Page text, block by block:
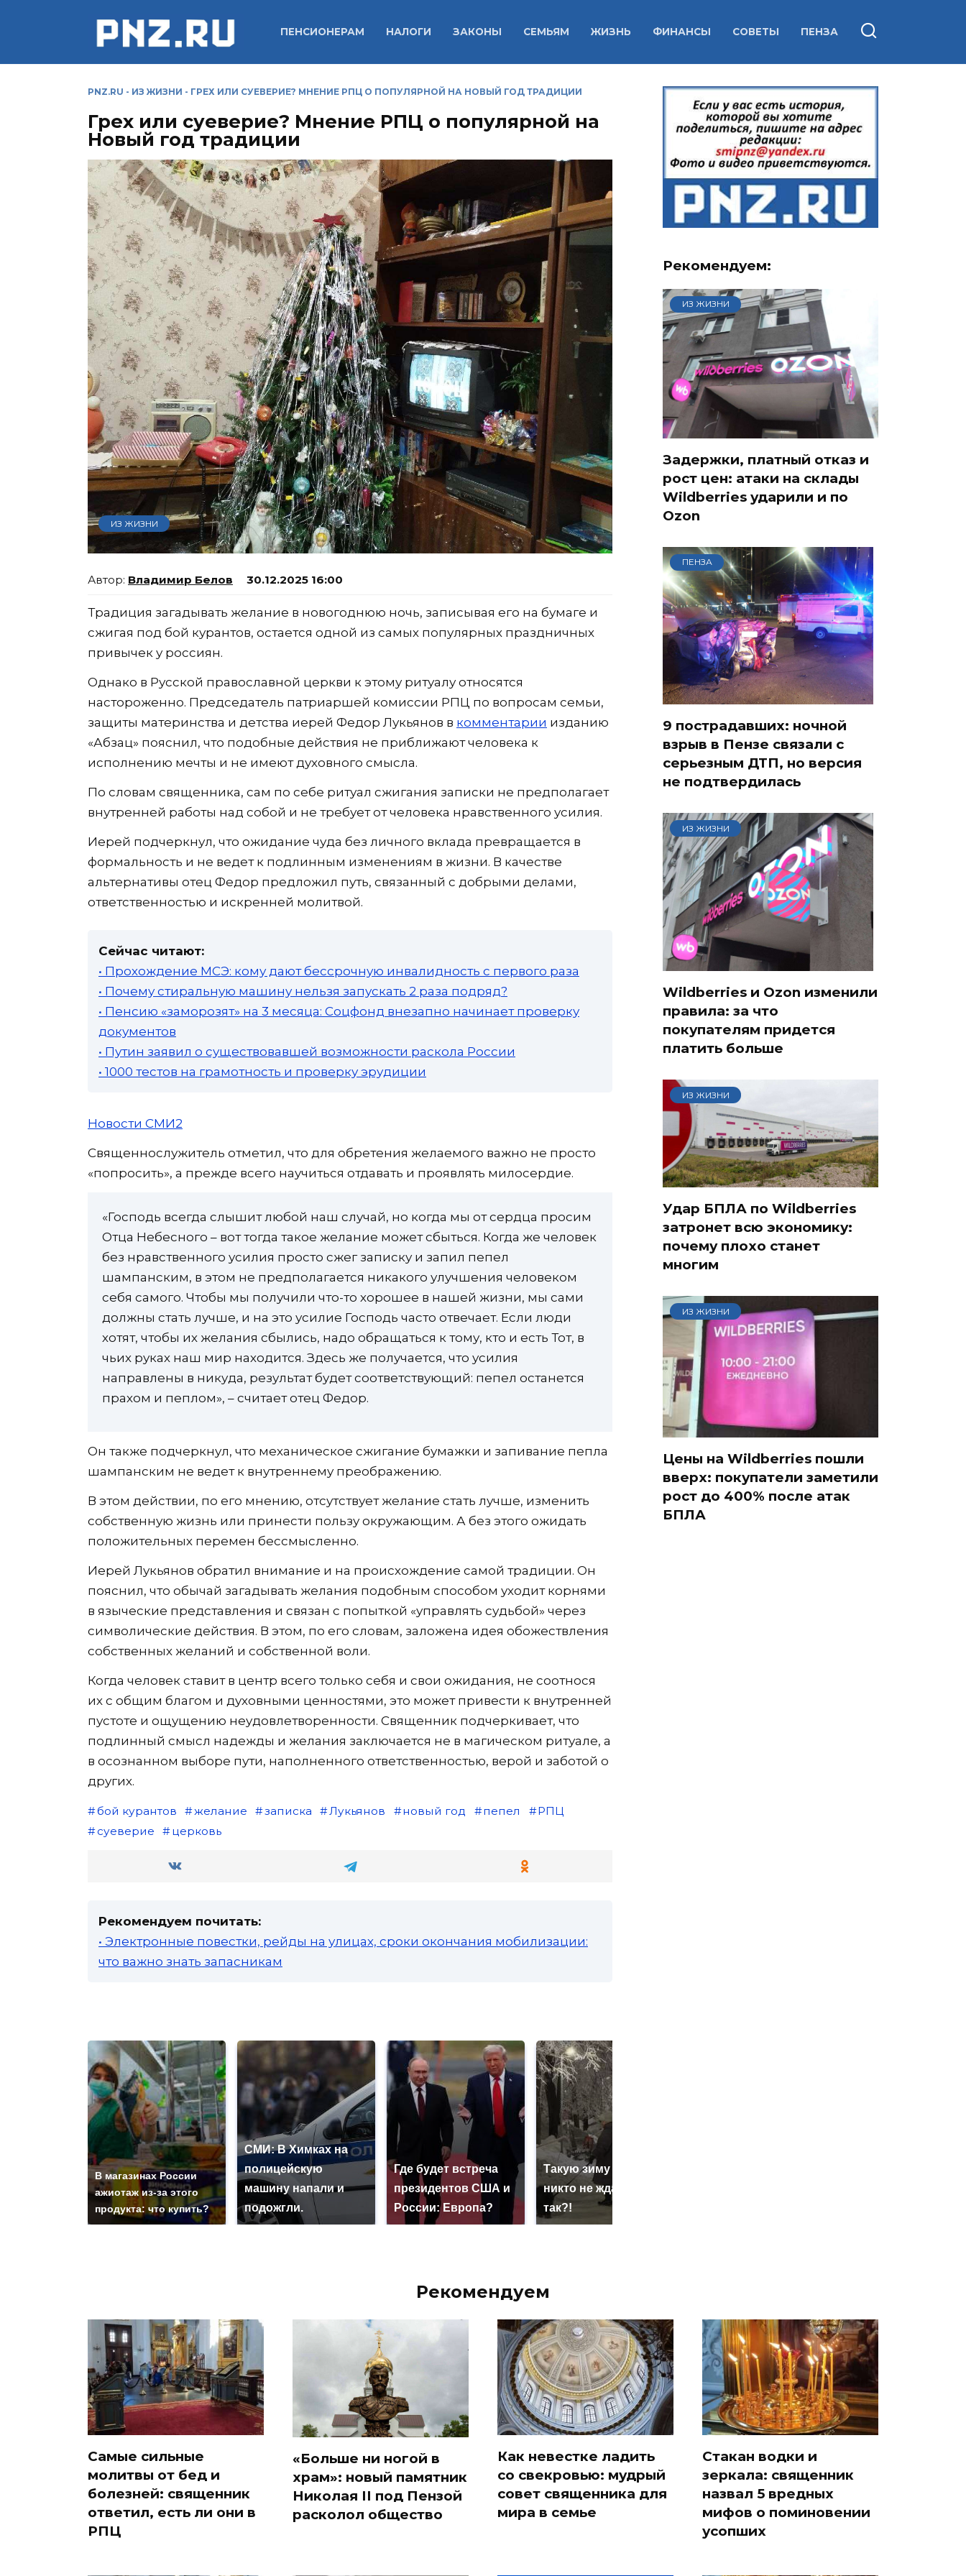
ПЕНСИОНЕРАМ НАЛОГИ ЗАКОНЫ СЕМЬЯМ ЖИЗНЬ ФИНАНСЫ СОВЕТЫ ПЕНЗА
PNZ.RU - ИЗ ЖИЗНИ - ГРЕХ ИЛИ СУЕВЕРИЕ? МНЕНИЕ РПЦ О ПОПУЛЯРНОЙ НА НОВЫЙ ГОД ТРАДИЦИИ
Грех или суеверие? Мнение РПЦ о популярной на
Новый год традиции
ИЗ ЖИЗНИ
Владимир Белов 30.12.2025 16:00
Традиция загадывать желание в новогоднюю ночь, записывая его на бумаге и
сжигая под бой курантов, остается одной из самых популярных праздничных
привычек у россиян.
Однако в Русской православной церкви к этому ритуалу относятся
настороженно. Председатель патриаршей комиссии РПЦ по вопросам семьи,
защиты материнства и детства иерей Федор Лукьянов в комментарии изданию
«Абзац» пояснил, что подобные действия не приближают человека к
исполнению мечты и не имеют духовного смысла.
По словам священника, сам по себе ритуал сжигания записки не предполагает
внутренней работы над собой и не требует от человека нравственного усилия.
Иерей подчеркнул, что ожидание чуда без личного вклада превращается в
формальность и не ведет к подлинным изменениям в жизни. В качестве
альтернативы отец Федор предложил путь, связанный с добрыми делами,
ответственностью и искренней молитвой.
Сейчас читают:
• Прохождение МСЭ: кому дают бессрочную инвалидность с первого раза
• Почему стиральную машину нельзя запускать 2 раза подряд?
• Пенсию «заморозят» на 3 месяца: Соцфонд внезапно начинает проверку
документов
• Путин заявил о существовавшей возможности раскола России
• 1000 тестов на грамотность и проверку эрудиции
Новости СМИ2
Священнослужитель отметил, что для обретения желаемого важно не просто
«попросить», а прежде всего научиться отдавать и проявлять милосердие.
«Господь всегда слышит любой наш случай, но когда мы от сердца просим
Отца Небесного – вот тогда такое желание может сбыться. Когда же человек
без нравственного усилия просто сжег записку и запил пепел
шампанским, в этом не предполагается никакого улучшения человеком
себя самого. Чтобы мы получили что-то хорошее в нашей жизни, мы сами
должны стать лучше, и на это усилие Господь часто отвечает. Если люди
хотят, чтобы их желания сбылись, надо обращаться к тому, кто и есть Тот, в
чьих руках наш мир находится. Здесь же получается, что усилия
направлены в никуда, результат будет соответствующий: пепел останется
прахом и пеплом», – считает отец Федор.
Он также подчеркнул, что механическое сжигание бумажки и запивание пепла
шампанским не ведет к внутреннему преображению.
В этом действии, по его мнению, отсутствует желание стать лучше, изменить
собственную жизнь или принести пользу окружающим. А без этого ожидать
положительных перемен бессмысленно.
Иерей Лукьянов обратил внимание и на происхождение самой традиции. Он
пояснил, что обычай загадывать желания подобным способом уходит корнями
в языческие представления и связан с попыткой «управлять судьбой» через
символические действия. В этом, по его словам, заложена идея обожествления
собственных желаний и собственной воли.
Когда человек ставит в центр всего только себя и свои ожидания, не соотнося
их с общим благом и духовными ценностями, это может привести к внутренней
пустоте и ощущению неудовлетворенности. Священник подчеркивает, что
подлинный смысл надежды и желания заключается не в магическом ритуале, а
в осознанном выборе пути, наполненного ответственностью, верой и заботой о
других.
бой курантов желание записка Лукьянов новый год пепел
РПЦ
суеверие
церковь
Рекомендуем почитать:
• Электронные повестки, рейды на улицах, сроки окончания мобилизации:
что важно знать запасникам
В магазинах России
ажиотаж из-за этого
продукта: что купить?
СМИ: В Химках на
полицейскую
машину напали и
подожгли.
Где будет встреча
президентов США и
России: Европа?
Такую зиму в России
никто не ждал: как
так?!
Рекомендуем:
ИЗ ЖИЗНИ
Задержки, платный отказ и
рост цен: атаки на склады
Wildberries ударили и по
Ozon
ПЕНЗА
9 пострадавших: ночной
взрыв в Пензе связали с
серьезным ДТП, но версия
не подтвердилась
ИЗ ЖИЗНИ
Wildberries и Ozon изменили
правила: за что
покупателям придется
платить больше
ИЗ ЖИЗНИ
Удар БПЛА по Wildberries
затронет всю экономику:
почему плохо станет
многим
ИЗ ЖИЗНИ
Цены на Wildberries пошли
вверх: покупатели заметили
рост до 400% после атак
БПЛА
Рекомендуем
Самые сильные
молитвы от бед и
болезней: священник
ответил, есть ли они в
РПЦ
«Больше ни ногой в
храм»: новый памятник
Николая II под Пензой
расколол общество
Как невестке ладить
со свекровью: мудрый
совет священника для
мира в семье
Стакан водки и
зеркала: священник
назвал 5 вредных
мифов о поминовении
усопших